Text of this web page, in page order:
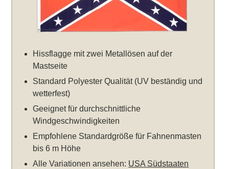
Hissflagge mit zwei Metallösen auf der
Mastseite
Standard Polyester Qualität (UV beständig und
wetterfest)
Geeignet für durchschnittliche
Windgeschwindigkeiten
Empfohlene Standardgröße für Fahnenmasten
bis 6 m Höhe
Alle Variationen ansehen: USA Südstaaten